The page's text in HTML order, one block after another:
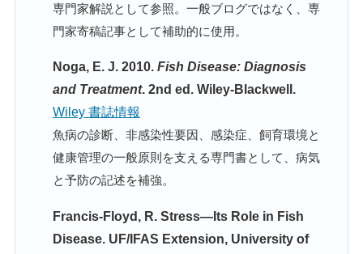
専門家解説として参照。一般ブログではなく、専
門家寄稿記事として補助的に使用。
Noga, E. J. 2010. Fish Disease: Diagnosis
and Treatment. 2nd ed. Wiley-Blackwell.
Wiley 書誌情報
魚病の診断、非感染性要因、感染症、飼育環境と
健康管理の一般原則を支える専門書として、病気
と予防の記述を補強。
Francis-Floyd, R. Stress—Its Role in Fish
Disease. UF/IFAS Extension, University of